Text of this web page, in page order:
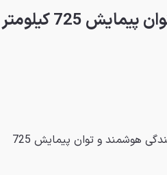
شاسی‌بلند برقی ژیپنگ G9 مدل 2025 با نسل جدید سیستم رانندگی هوشمند و توان پیمایش 725